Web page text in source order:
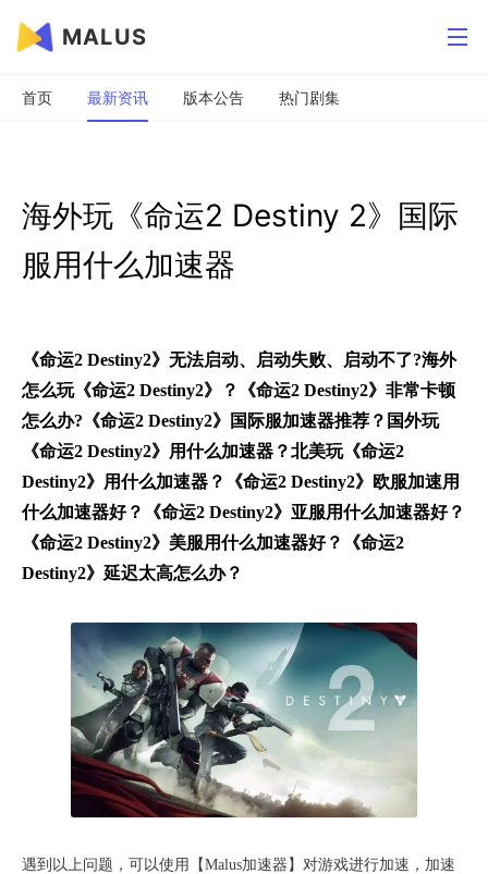
MALUS
首页 最新资讯 版本公告 热门剧集
海外玩《命运2 Destiny 2》国际
服用什么加速器
《命运2 Destiny2》无法启动、启动失败、启动不了?海外
怎么玩《命运2 Destiny2》？《命运2 Destiny2》非常卡顿
怎么办?《命运2 Destiny2》国际服加速器推荐？国外玩
《命运2 Destiny2》用什么加速器？北美玩《命运2
Destiny2》用什么加速器？《命运2 Destiny2》欧服加速用
什么加速器好？《命运2 Destiny2》亚服用什么加速器好？
《命运2 Destiny2》美服用什么加速器好？《命运2
Destiny2》延迟太高怎么办？
遇到以上问题，可以使用【Malus加速器】对游戏进行加速，加速